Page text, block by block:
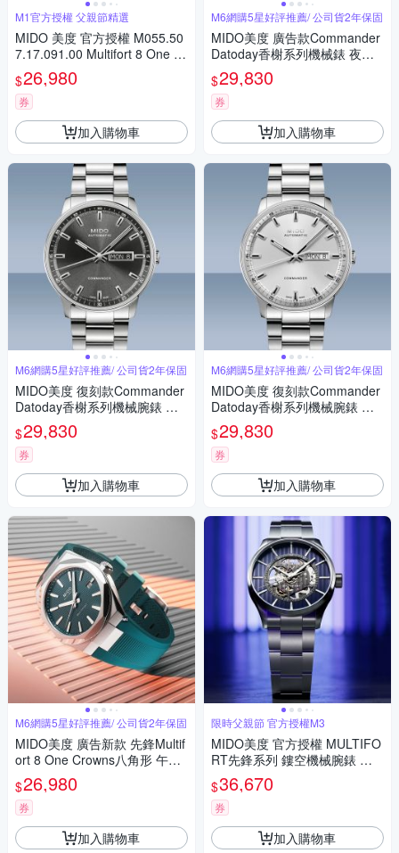
M1官方授權 父親節精選
MIDO 美度 官方授權 M055.50
7.17.091.00 Multifort 8 One Cr
own 先鋒系列 幾何八角機械錶
寵爸時刻 送禮推薦-午夜綠 M0
555071709100
$26,980
券
加入購物車
M6網購5星好評推薦/ 公司貨2年保固
MIDO美度 復刻款Commander
Datoday香榭系列機械腕錶 精
鋼灰面40㎜ M6(M0214301106
100)
$29,830
券
加入購物車
M6網購5星好評推薦/ 公司貨2年保固
MIDO美度 廣告新款 先鋒Multif
ort 8 One Crowns八角形 午夜
綠膠錶帶40㎜ M6(M05550717
09100)
$26,980
券
加入購物車
M6網購5星好評推薦/ 公司貨2年保固
MIDO美度 廣告款Commander
Datoday香榭系列機械錶 夜空
藍40㎜ M6(M0214301104100)
$29,830
券
加入購物車
M6網購5星好評推薦/ 公司貨2年保固
MIDO美度 復刻款Commander
Datoday香榭系列機械腕錶 精
鋼銀面40㎜ M6(M0214301103
100)
$29,830
券
加入購物車
限時父親節 官方授權M3
MIDO美度 官方授權 MULTIFO
RT先鋒系列 鏤空機械腕錶 父
親節 禮物 推薦 42mm / M0384
361104100
$36,670
券
加入購物車